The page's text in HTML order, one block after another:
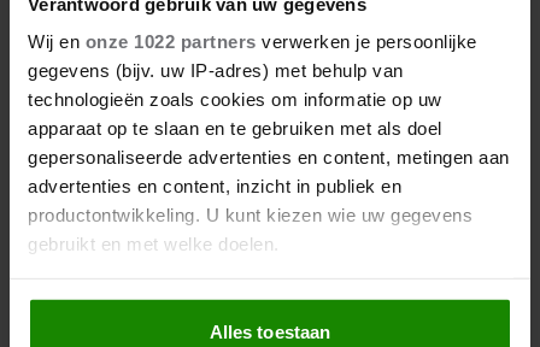
Wij en onze 1022 partners verwerken je persoonlijke
gegevens (bijv. uw IP-adres) met behulp van
technologieën zoals cookies om informatie op uw
apparaat op te slaan en te gebruiken met als doel
gepersonaliseerde advertenties en content, metingen aan
advertenties en content, inzicht in publiek en
productontwikkeling. U kunt kiezen wie uw gegevens
gebruikt en met welke doelen.
Als u het toestaat, willen we ook graag:
Informatie verzamelen over uw geografische locatie,
Alles toestaan